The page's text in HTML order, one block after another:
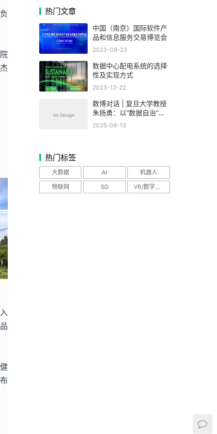
热门文章
中国（南京）国际软件产
品和信息服务交易博览会
2023-08-23
数据中心配电系统的选择
性及实现方式
2023-12-22
数博对话 | 复旦大学教授
朱扬勇：以“数据自治”破
题要素市场化，数博会为
2025-08-13
热门标签
大数据 AI
机器人
物联网
5G VR/数字设备